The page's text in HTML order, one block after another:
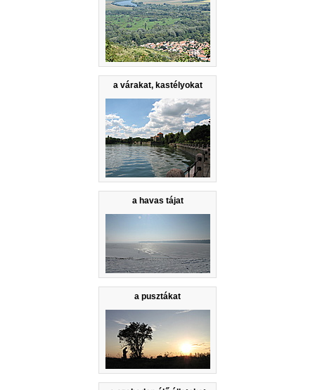
a várakat, kastélyokat
a havas tájat
a pusztákat